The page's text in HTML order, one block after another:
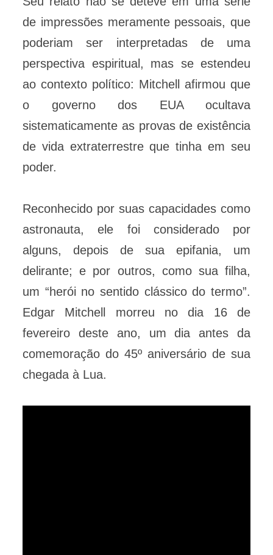
de impressões meramente pessoais, que
poderiam ser interpretadas de uma
perspectiva espiritual, mas se estendeu
ao contexto político: Mitchell afirmou que
o governo dos EUA ocultava
sistematicamente as provas de existência
de vida extraterrestre que tinha em seu
poder.
Reconhecido por suas capacidades como
astronauta, ele foi considerado por
alguns, depois de sua epifania, um
delirante; e por outros, como sua filha,
um “herói no sentido clássico do termo”.
Edgar Mitchell morreu no dia 16 de
fevereiro deste ano, um dia antes da
comemoração do 45º aniversário de sua
chegada à Lua.